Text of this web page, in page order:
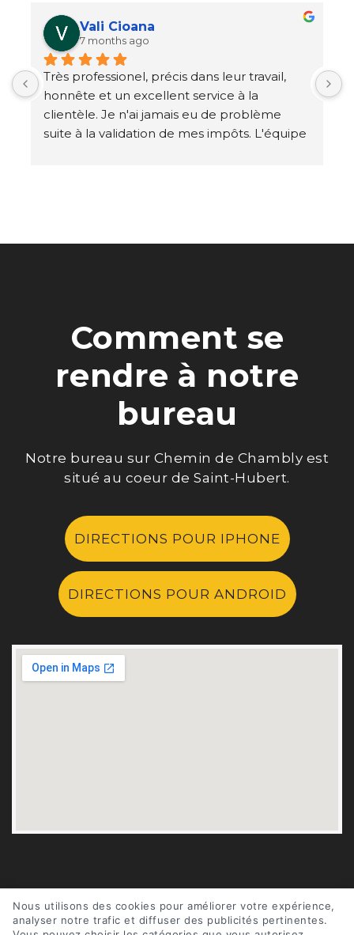
M Delage
7 months ago
J'utilise leur services depuis quelques
années et j'y trouve un excellent service à la
clientèle avec un prix compétitif, même
moins cher que la majorité des firmes que je
Comment se
rendre à notre
bureau
Notre bureau sur Chemin de Chambly est
situé au coeur de Saint-Hubert.
DIRECTIONS POUR IPHONE
DIRECTIONS POUR ANDROID
FAIRE MES IMPÔTS EN PERSONNE
Nous utilisons des cookies pour améliorer votre expérience,
analyser notre trafic et diffuser des publicités pertinentes.